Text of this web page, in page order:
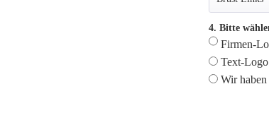
4. Bitte
Firmen-
Text-
Wir